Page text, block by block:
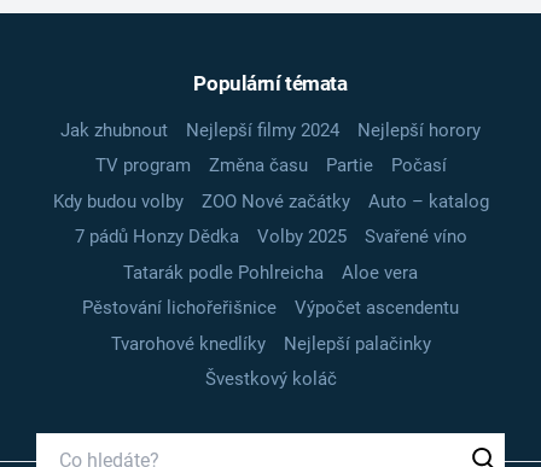
Populární témata
Jak zhubnout Nejlepší filmy 2024
Nejlepší horory
TV program
Změna času Partie
Počasí
Kdy budou volby
ZOO Nové začátky
Auto – katalog
7 pádů Honzy Dědka
Volby 2025
Svařené víno
Tatarák podle Pohlreicha
Aloe vera
Pěstování lichořeřišnice
Výpočet ascendentu
Tvarohové knedlíky
Nejlepší palačinky
Švestkový koláč